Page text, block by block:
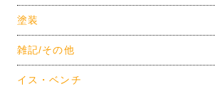
塗装
雑記/その他
イス・ベンチ